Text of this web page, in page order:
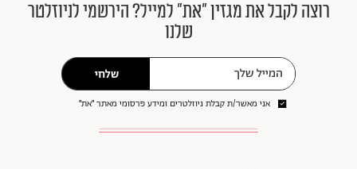
רוצה לקבל את מגזין ״את״ למייל? הירשמי לניוזלטר
שלנו
שלחי
אני מאשר/ת קבלת ניוזלטרים ומידע פרסומי מאתר ״את״